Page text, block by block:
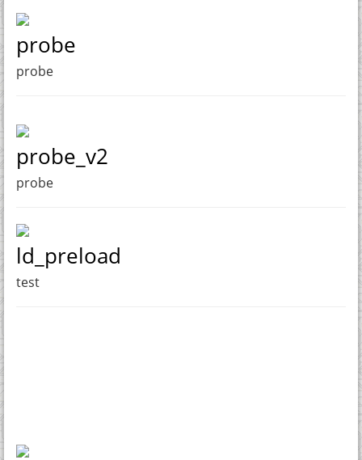
probe
probe
probe_v2
probe
ld_preload
test